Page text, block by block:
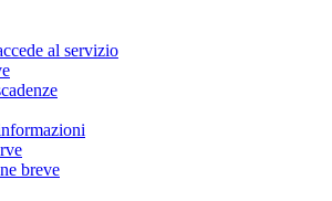
al servizio
breve